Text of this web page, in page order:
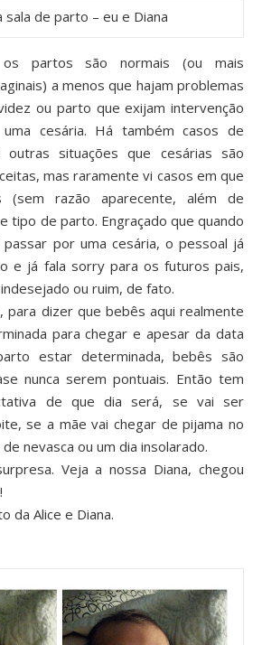
sala de parto – eu e Diana
os partos são normais (ou mais
a menos que hajam problemas
ou parto que exijam intervenção
cesária. Há também casos de
outras situações que cesárias são
mas raramente vi casos em que
razão aparecente, além de
tipo de parto. Engraçado que quando
por uma cesária, o pessoal já
e já fala sorry para os futuros pais,
ou ruim, de fato.
para dizer que bebês aqui realmente
para chegar e apesar da data
estar determinada, bebês são
nunca serem pontuais. Então tem
de que dia será, se vai ser
se a mãe vai chegar de pijama no
nevasca ou um dia insolarado.
Veja a nossa Diana, chegou
da Alice e Diana.